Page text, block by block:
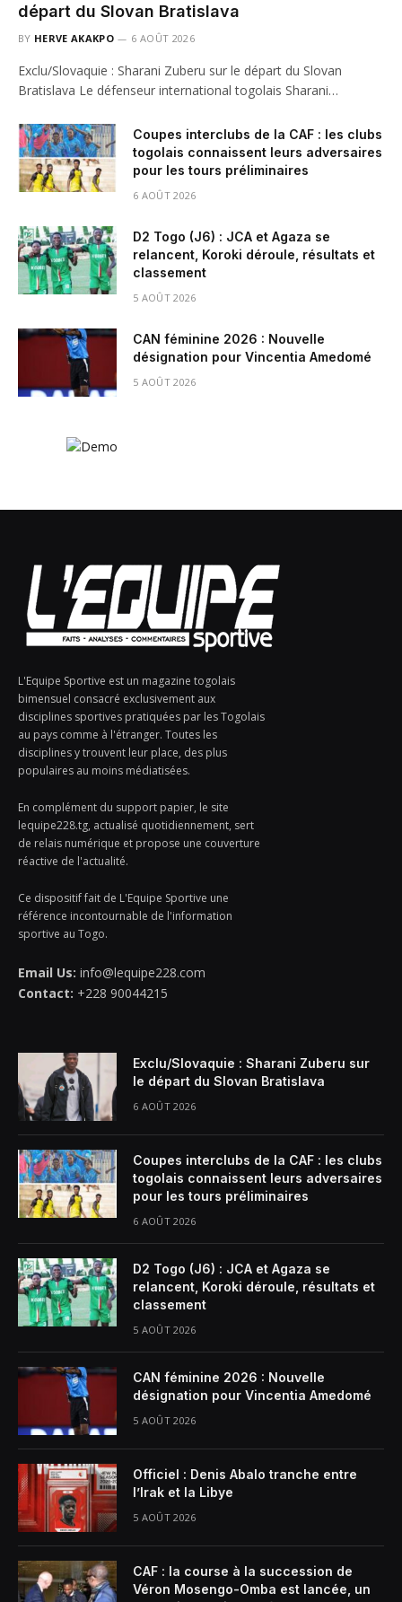
départ du Slovan Bratislava
BY HERVE AKAKPO 6 AOÛT 2026
Exclu/Slovaquie : Sharani Zuberu sur le départ du Slovan
Bratislava Le défenseur international togolais Sharani…
Coupes interclubs de la CAF : les clubs
togolais connaissent leurs adversaires
pour les tours préliminaires
6 AOÛT 2026
D2 Togo (J6) : JCA et Agaza se
relancent, Koroki déroule, résultats et
classement
5 AOÛT 2026
CAN féminine 2026 : Nouvelle
désignation pour Vincentia Amedomé
5 AOÛT 2026
L'Equipe Sportive est un magazine togolais
bimensuel consacré exclusivement aux
disciplines sportives pratiquées par les Togolais
au pays comme à l'étranger. Toutes les
disciplines y trouvent leur place, des plus
populaires au moins médiatisées.
En complément du support papier, le site
lequipe228.tg, actualisé quotidiennement, sert
de relais numérique et propose une couverture
réactive de l'actualité.
Ce dispositif fait de L'Equipe Sportive une
référence incontournable de l'information
sportive au Togo.
Email Us: info@lequipe228.com
Contact: +228 90044215
Exclu/Slovaquie : Sharani Zuberu sur
le départ du Slovan Bratislava
6 AOÛT 2026
Coupes interclubs de la CAF : les clubs
togolais connaissent leurs adversaires
pour les tours préliminaires
6 AOÛT 2026
D2 Togo (J6) : JCA et Agaza se
relancent, Koroki déroule, résultats et
classement
5 AOÛT 2026
CAN féminine 2026 : Nouvelle
désignation pour Vincentia Amedomé
5 AOÛT 2026
Officiel : Denis Abalo tranche entre
l’Irak et la Libye
5 AOÛT 2026
CAF : la course à la succession de
Véron Mosengo-Omba est lancée, un